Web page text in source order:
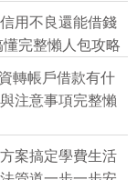
用不良還能借錢
完整懶人包攻略
轉帳戶借款有什
注意事項完整懶
案搞定學費生活